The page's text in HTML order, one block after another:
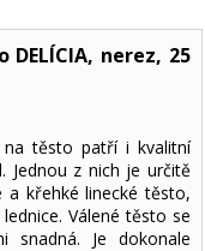
nerez, 25
na těsto patří i kvalitní
Jednou z nich je určitě
křehké linecké těsto,
Válené těsto se
Je dokonale